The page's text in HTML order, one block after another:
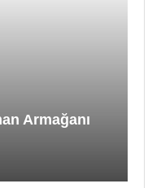
Armağanı